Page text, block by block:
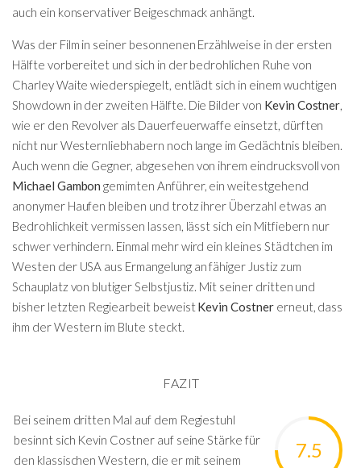
auch ein konservativer Beigeschmack anhängt.
Was der Film in seiner besonnenen Erzählweise in der ersten
Hälfte vorbereitet und sich in der bedrohlichen Ruhe von
Charley Waite wiederspiegelt, entlädt sich in einem wuchtigen
Showdown in der zweiten Hälfte. Die Bilder von Kevin Costner
wie er den Revolver als Dauerfeuerwaffe einsetzt, dürften
nicht nur Westernliebhabern noch lange im Gedächtnis bleiben.
Auch wenn die Gegner, abgesehen von ihrem eindrucksvoll von
Michael Gambon gemimten Anführer, ein weitestgehend
anonymer Haufen bleiben und trotz ihrer Überzahl etwas an
Bedrohlichkeit vermissen lassen, lässt sich ein Mitfiebern nur
schwer verhindern. Einmal mehr wird ein kleines Städtchen im
Westen der USA aus Ermangelung an fähiger Justiz zum
Schauplatz von blutiger Selbstjustiz. Mit seiner dritten und
bisher letzten Regiearbeit beweist Kevin Costnererneut, dass
ihm der Western im Blute steckt.
FAZIT
7.5
Bei seinem dritten Mal auf dem Regiestuhl
besinnt sich Kevin Costner auf seine Stärke für
den klassischen Western, die er mit seinem